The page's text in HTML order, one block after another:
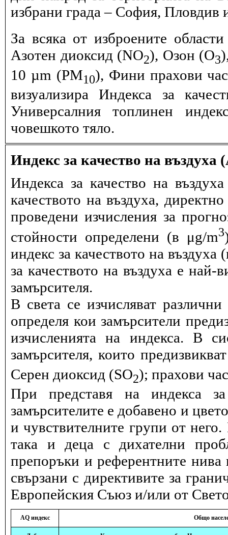
избрани града – София, Пловдив
За всяка от изброените
Азотен диоксид (NO2), Озон (O3
10 µm (PM10), Фини прахови
визуализира Индекса за
Универсалния топлинен
човешкото тяло.
Индекс за качество на въздуха
Индекса за качество на
качеството на въздуха,
проведени изчисления за
стойности определени (в μg/m3
индекс за качеството на
за качеството на въздуха е
замърсителя.
В света се изчисляват
определя кои замърсители
изчисленията на индекса. В
замърсителя, които
Серен диоксид (SO2); прахови
При представя на индекса
замърсителите е добавено и
и чувствителните групи от
така и деца с дихателни
препоръки и референтните нива
свързани с директивите за
Европейския Съюз и/или от
AQ индекс Общо